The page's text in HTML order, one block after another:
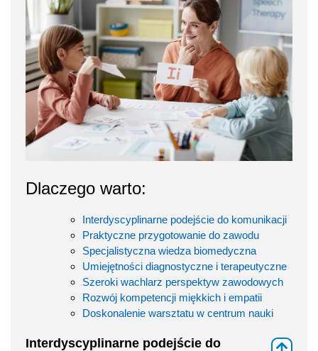
Dlaczego warto:
Interdyscyplinarne podejście do komunikacji
Praktyczne przygotowanie do zawodu
Specjalistyczna wiedza biomedyczna
Umiejętności diagnostyczne i terapeutyczne
Szeroki wachlarz perspektyw zawodowych
Rozwój kompetencji miękkich i empatii
Doskonalenie warsztatu w centrum nauki
Interdyscyplinarne podejście do